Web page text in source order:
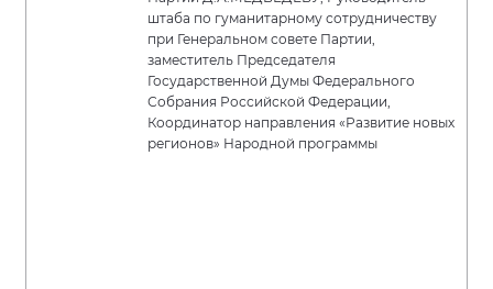
штаба по гуманитарному сотрудничеству
при Генеральном совете Партии,
заместитель Председателя
Государственной Думы Федерального
Собрания Российской Федерации,
Координатор направления «Развитие новых
регионов» Народной программы